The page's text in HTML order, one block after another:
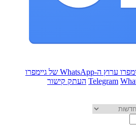
ערוץ ה-WhatsApp של גיימפרו
Telegram העתק קישור